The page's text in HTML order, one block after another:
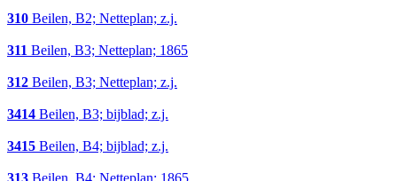
310 Beilen, B2; Netteplan; z.j.
311 Beilen, B3; Netteplan; 1865
312 Beilen, B3; Netteplan; z.j.
3414 Beilen, B3; bijblad; z.j.
3415 Beilen, B4; bijblad; z.j.